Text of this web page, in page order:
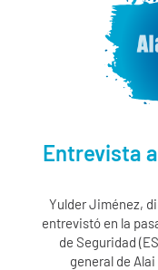
Entrevista
Yulder Jiménez,
entrevistó en la
de Seguridad
general de